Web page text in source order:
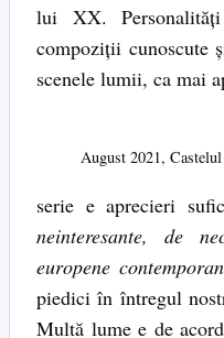
lui XX.
compoziţii cunoscute
scenele lumii, ca mai
August 2021,
serie e aprecieri
neinteresante, de
europene
piedici în întregul
Multă lume e de